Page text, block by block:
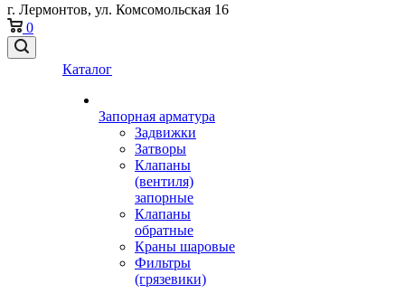
г. Лермонтов, ул. Комсомольская 16
0
Каталог
Запорная арматура
Задвижки
Затворы
Клапаны
(вентиля)
запорные
Клапаны
обратные
Краны шаровые
Фильтры
(грязевики)